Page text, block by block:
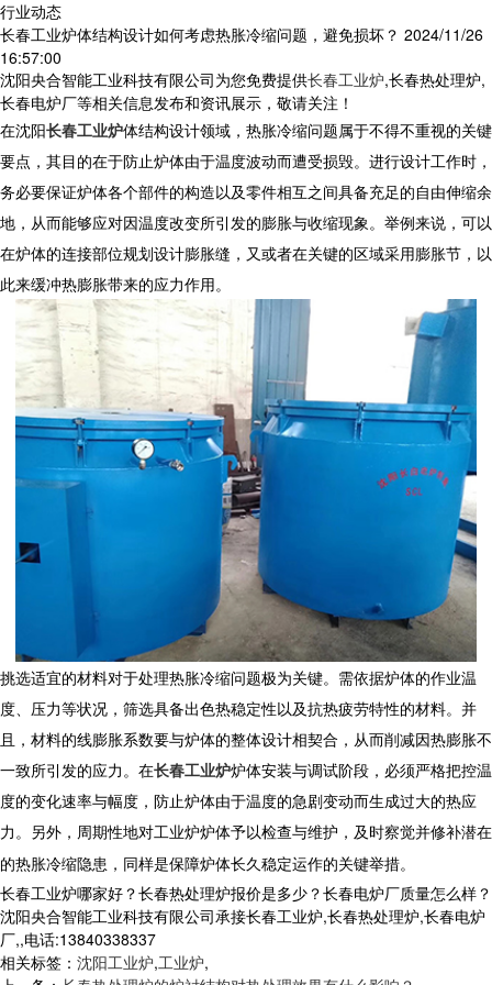
行业动态
长春工业炉体结构设计如何考虑热胀冷缩问题，避免损坏？ 2024/11/26
16:57:00
沈阳央合智能工业科技有限公司为您免费提供长春工业炉,长春热处理炉,
长春电炉厂等相关信息发布和资讯展示，敬请关注！
在沈阳长春工业炉体结构设计领域，热胀冷缩问题属于不得不重视的关键
要点，其目的在于防止炉体由于温度波动而遭受损毁。进行设计工作时，
务必要保证炉体各个部件的构造以及零件相互之间具备充足的自由伸缩余
地，从而能够应对因温度改变所引发的膨胀与收缩现象。举例来说，可以
在炉体的连接部位规划设计膨胀缝，又或者在关键的区域采用膨胀节，以
此来缓冲热膨胀带来的应力作用。
挑选适宜的材料对于处理热胀冷缩问题极为关键。需依据炉体的作业温
度、压力等状况，筛选具备出色热稳定性以及抗热疲劳特性的材料。并
且，材料的线膨胀系数要与炉体的整体设计相契合，从而削减因热膨胀不
一致所引发的应力。在长春工业炉炉体安装与调试阶段，必须严格把控温
度的变化速率与幅度，防止炉体由于温度的急剧变动而生成过大的热应
力。另外，周期性地对工业炉炉体予以检查与维护，及时察觉并修补潜在
的热胀冷缩隐患，同样是保障炉体长久稳定运作的关键举措。
长春工业炉哪家好？长春热处理炉报价是多少？长春电炉厂质量怎么样？
沈阳央合智能工业科技有限公司承接长春工业炉,长春热处理炉,长春电炉
厂,,电话:13840338337
相关标签： 沈阳工业炉,工业炉,